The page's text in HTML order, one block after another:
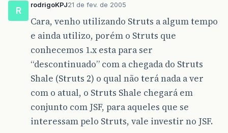
R
rodrigoKPJ21 de fev. de 2005
Cara, venho utilizando Struts a algum tempo
e ainda utilizo, porém o Struts que
conhecemos 1.x esta para ser
“descontinuado” com a chegada do Struts
Shale (Struts 2) o qual não terá nada a ver
com o atual, o Struts Shale chegará em
conjunto com JSF, para aqueles que se
interessam pelo Struts, vale investir no JSF.